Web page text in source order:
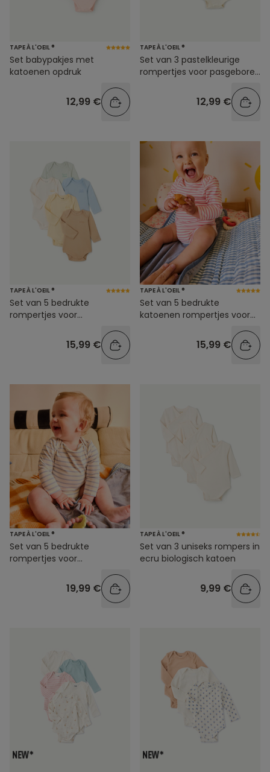
TAPE À L'OEIL ®
Set babypakjes met
katoenen opdruk
12,99 €
TAPE À L'OEIL ®
Set van 3 pastelkleurige
rompertjes voor pasgeboren
12,99 €
TAPE À L'OEIL ®
Set van 5 bedrukte
rompertjes voor
15,99 €
TAPE À L'OEIL ®
Set van 5 bedrukte
katoenen rompertjes voor
15,99 €
TAPE À L'OEIL ®
Set van 5 bedrukte
rompertjes voor
19,99 €
TAPE À L'OEIL ®
Set van 3 uniseks rompers in
ecru biologisch katoen
9,99 €